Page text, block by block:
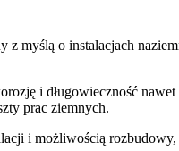
myślą o instalacjach
i długowieczność
prac ziemnych.
i możliwością